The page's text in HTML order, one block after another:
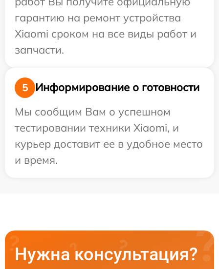
гарантию на ремонт устройства
Xiaomi сроком на все виды работ и
запчасти.
5
Информирование о готовности
Мы сообщим Вам о успешном
тестировании техники Xiaomi, и
курьер доставит ее в удобное место
и время.
Нужна консультация?